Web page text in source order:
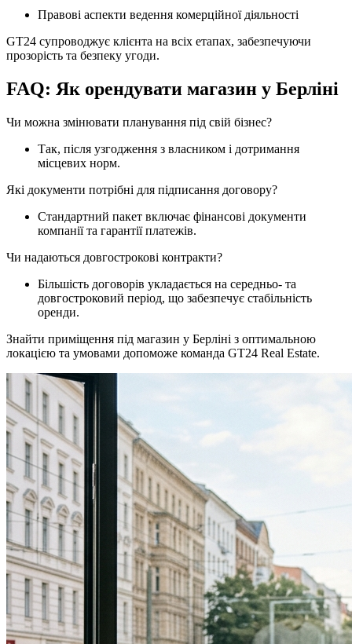
Правові аспекти ведення комерційної діяльності
GT24 супроводжує клієнта на всіх етапах, забезпечуючи
прозорість та безпеку угоди.
FAQ: Як орендувати магазин у Берліні
Чи можна змінювати планування під свій бізнес?
Так, після узгодження з власником і дотримання
місцевих норм.
Які документи потрібні для підписання договору?
Стандартний пакет включає фінансові документи
компанії та гарантії платежів.
Чи надаються довгострокові контракти?
Більшість договорів укладається на середньо- та
довгостроковий період, що забезпечує стабільність
оренди.
Знайти приміщення під магазин у Берліні з оптимальною
локацією та умовами допоможе команда GT24 Real Estate.